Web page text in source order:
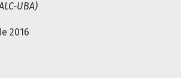
UBA)
de 2016